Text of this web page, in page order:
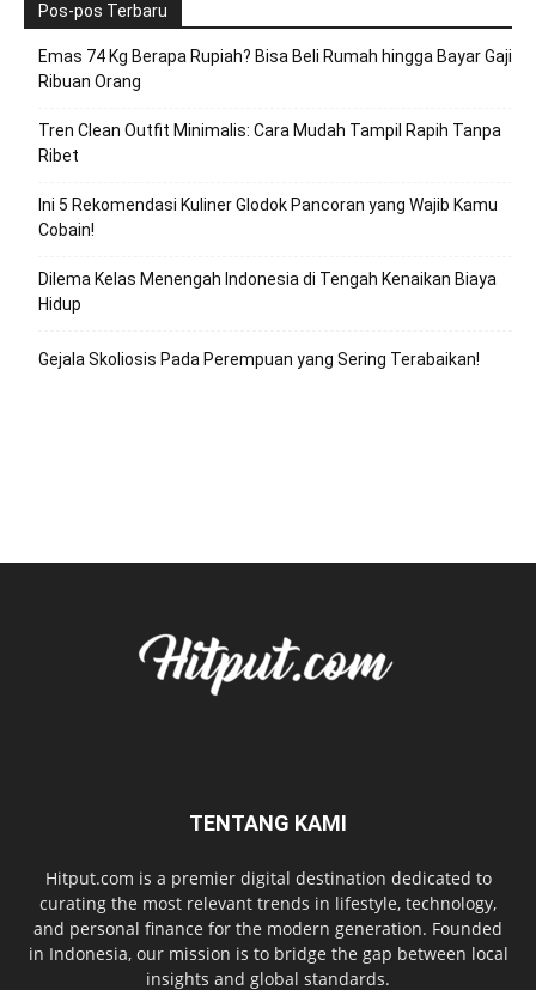
Pos-pos Terbaru
Emas 74 Kg Berapa Rupiah? Bisa Beli Rumah hingga Bayar Gaji
Ribuan Orang
Tren Clean Outfit Minimalis: Cara Mudah Tampil Rapih Tanpa
Ribet
Ini 5 Rekomendasi Kuliner Glodok Pancoran yang Wajib Kamu
Cobain!
Dilema Kelas Menengah Indonesia di Tengah Kenaikan Biaya
Hidup
Gejala Skoliosis Pada Perempuan yang Sering Terabaikan!
TENTANG KAMI
Hitput.com is a premier digital destination dedicated to
curating the most relevant trends in lifestyle, technology,
and personal finance for the modern generation. Founded
in Indonesia, our mission is to bridge the gap between local
insights and global standards.